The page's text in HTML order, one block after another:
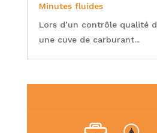
Minutes fluides
Lors d’un contrôle qualité
une cuve de carburant...